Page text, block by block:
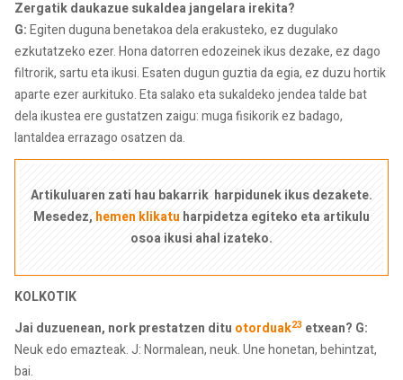
Zergatik daukazue sukaldea jangelara irekita?
G:Egiten duguna benetakoa dela erakusteko, ez dugulako
ezkutatzeko ezer. Hona datorren edozeinek ikus dezake, ez dago
filtrorik, sartu eta ikusi. Esaten dugun guztia da egia, ez duzu hortik
aparte ezer aurkituko. Eta salako eta sukaldeko jendea talde bat
dela ikustea ere gustatzen zaigu: muga fisikorik ez badago,
lantaldea errazago osatzen da.
Artikuluaren zati hau bakarrik harpidunek ikus dezakete.
Mesedez, hemen klikatu harpidetza egiteko eta artikulu
osoa ikusi ahal izateko.
KOLKOTIK
Jai duzuenean, nork prestatzen ditu otorduak23 etxean? G:
Neuk edo emazteak. J: Normalean, neuk. Une honetan, behintzat,
bai.